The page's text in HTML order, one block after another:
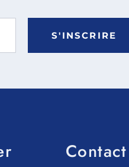
S'INSCRIRE
Contact